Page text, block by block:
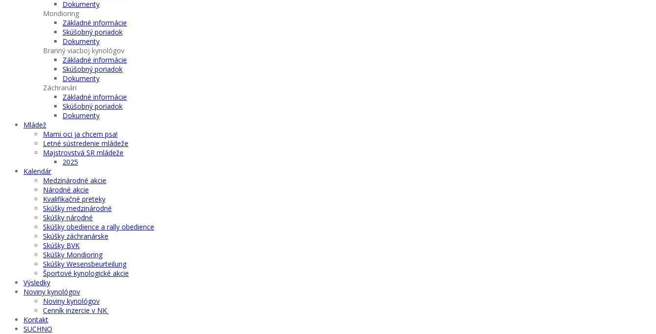
Dokumenty
Mondioring
Základné informácie
Skúšobný poriadok
Dokumenty
Branný viacboj kynológov
Základné informácie
Skúšobný poriadok
Dokumenty
Záchranári
Základné informácie
Skúšobný poriadok
Dokumenty
Mládež
Mami oci ja chcem psa!
Letné sústredenie mládeže
Majstrovstvá SR mládeže
2025
Kalendár
Medzinárodné akcie
Národné akcie
Kvalifikačné preteky
Skúšky medzinárodné
Skúšky národné
Skúšky obedience a rally obedience
Skúšky záchranárske
Skúšky BVK
Skúšky Mondioring
Skúšky Wesensbeurteilung
Športové kynologické akcie
Výsledky
Noviny kynológov
Noviny kynológov
Cenník inzercie v NK
Kontakt
SUCHNO